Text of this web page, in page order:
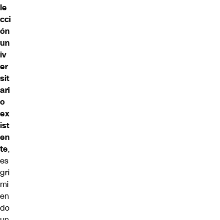
le
cci
ón
un
iv
er
sit
ari
o
ex
ist
en
te,
es
gri
mi
en
do